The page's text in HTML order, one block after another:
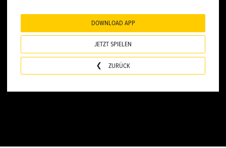
DOWNLOAD APP
JETZT SPIELEN
ZURÜCK